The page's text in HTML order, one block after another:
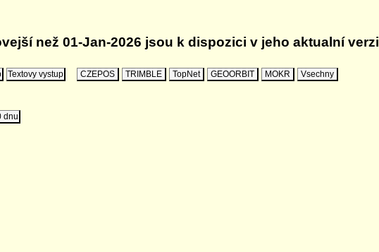
než 01-Jan-2026 jsou k dispozici v jeho aktualní verzi
Textovy vystup CZEPOS TRIMBLE TopNet GEOORBIT MOKR Vsechny
dnu